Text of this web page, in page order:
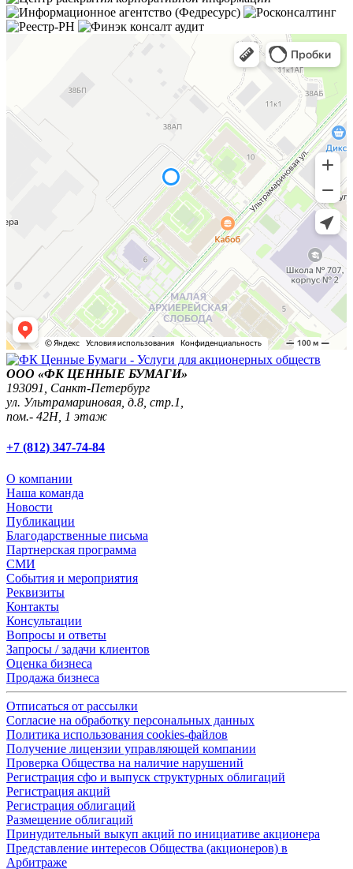
ООО «ФК ЦЕННЫЕ БУМАГИ»
193091, Санкт-Петербург
ул. Ультрамариновая, д.8, стр.1,
пом.- 42Н, 1 этаж
+7 (812) 347-74-84
О компании
Наша команда
Новости
Публикации
Благодарственные письма
Партнерская программа
СМИ
События и мероприятия
Реквизиты
Контакты
Консультации
Вопросы и ответы
Запросы / задачи клиентов
Оценка бизнеса
Продажа бизнеса
Отписаться от рассылки
Согласие на обработку персональных данных
Политика использования cookies-файлов
Получение лицензии управляющей компании
Проверка Общества на наличие нарушений
Регистрация сфо и выпуск структурных облигаций
Регистрация акций
Регистрация облигаций
Размещение облигаций
Принудительный выкуп акций по инициативе акционера
Представление интересов Общества (акционеров) в
Арбитраже